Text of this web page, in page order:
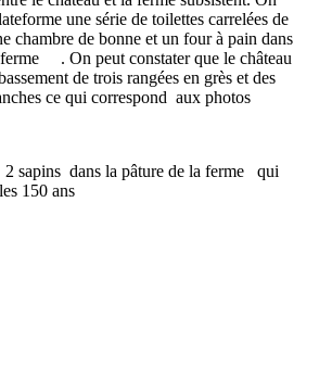
une série de toilettes carrelées de
chambre de bonne et un four à pain dans
. On peut constater que le château
de trois rangées en grès et des
ce qui correspond aux photos
sapins dans la pâture de la ferme qui
150 ans